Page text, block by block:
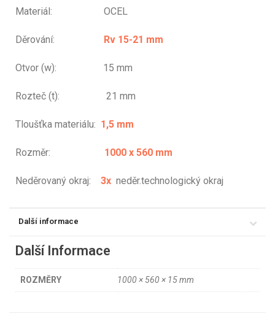
Materiál: OCEL
Děrování: Rv 15-21 mm
Otvor (w): 15 mm
Rozteč (t): 21 mm
Tloušťka materiálu: 1,5 mm
Rozměr: 1000 x 560 mm
Neděrovaný okraj: 3x neděr.technologický okraj
Další informace
Další Informace
ROZMĚRY 1000 × 560 × 15 mm